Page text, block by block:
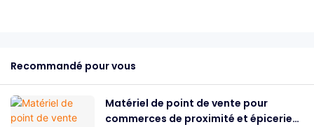
Recommandé pour vous
Matériel de point de vente pour
commerces de proximité et épiceries :